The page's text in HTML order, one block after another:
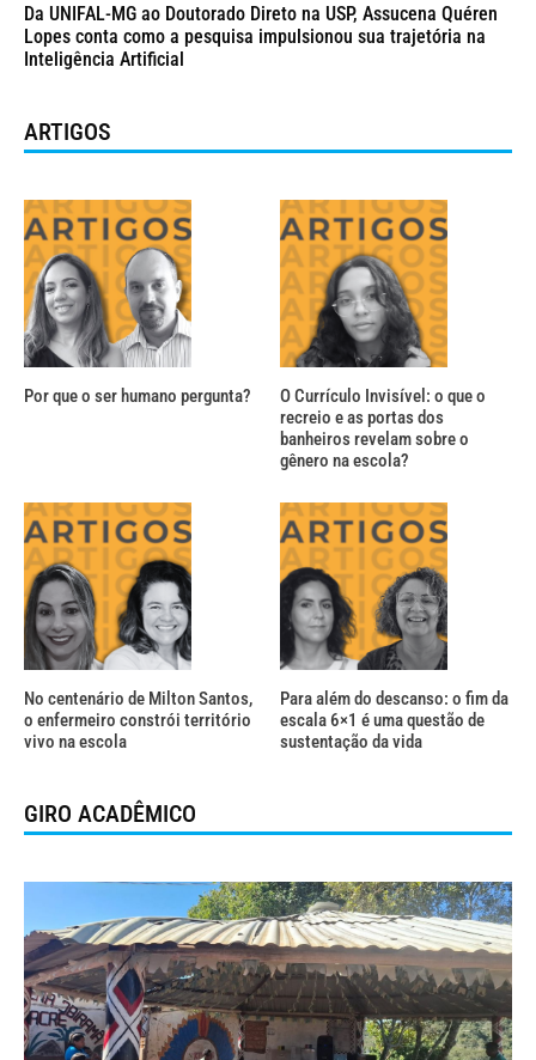
Da UNIFAL-MG ao Doutorado Direto na USP, Assucena Quéren
Lopes conta como a pesquisa impulsionou sua trajetória na
Inteligência Artificial
ARTIGOS
Por que o ser humano pergunta?
O Currículo Invisível: o que o
recreio e as portas dos
banheiros revelam sobre o
gênero na escola?
No centenário de Milton Santos,
o enfermeiro constrói território
vivo na escola
Para além do descanso: o fim da
escala 6×1 é uma questão de
sustentação da vida
GIRO ACADÊMICO